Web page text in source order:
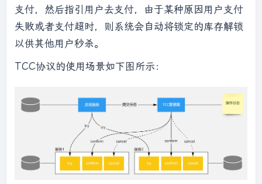
支付，然后指引用户去支付，由于某种原因用户支付
失败或者支付超时，则系统会自动将锁定的库存解锁
以供其他用户秒杀。
TCC协议的使用场景如下图所示：